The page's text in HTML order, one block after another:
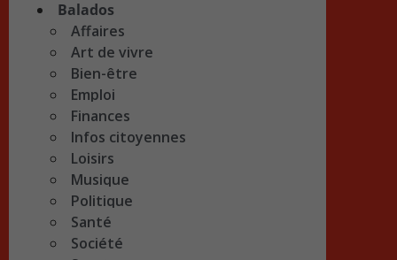
Balados
Affaires
Art de vivre
Bien-être
Emploi
Finances
Infos citoyennes
Loisirs
Musique
Politique
Santé
Société